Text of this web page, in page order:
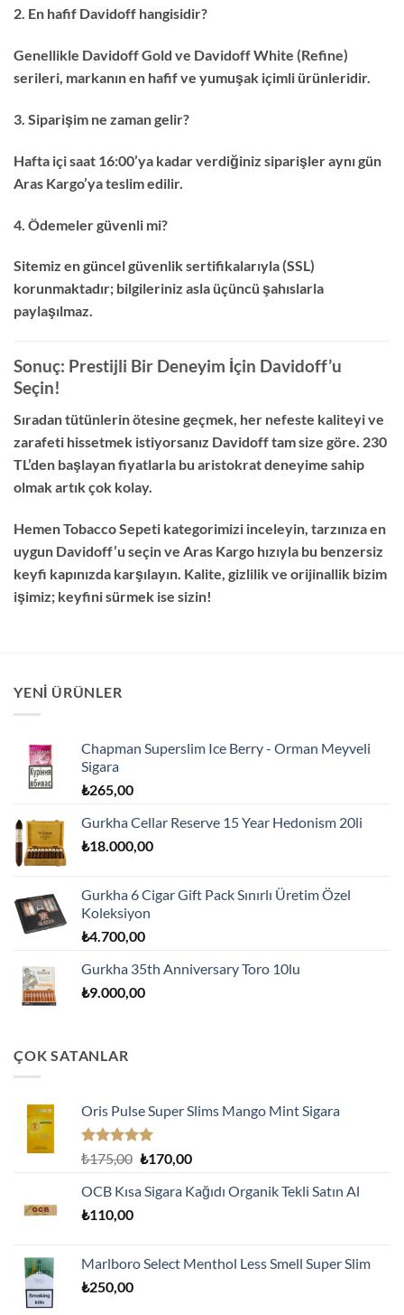
2. En hafif Davidoff hangisidir?
Genellikle Davidoff Gold ve Davidoff White (Refine)
serileri, markanın en hafif ve yumuşak içimli ürünleridir.
3. Siparişim ne zaman gelir?
Hafta içi saat 16:00’ya kadar verdiğiniz siparişler aynı gün
Aras Kargo’ya teslim edilir.
4. Ödemeler güvenli mi?
Sitemiz en güncel güvenlik sertifikalarıyla (SSL)
korunmaktadır; bilgileriniz asla üçüncü şahıslarla
paylaşılmaz.
Sonuç: Prestijli Bir Deneyim İçin Davidoff’u
Seçin!
Sıradan tütünlerin ötesine geçmek, her nefeste kaliteyi ve
zarafeti hissetmek istiyorsanız Davidoff tam size göre. 230
TL’den başlayan fiyatlarla bu aristokrat deneyime sahip
olmak artık çok kolay.
Hemen Tobacco Sepeti kategorimizi inceleyin, tarzınıza en
uygun Davidoff’u seçin ve Aras Kargo hızıyla bu benzersiz
keyfi kapınızda karşılayın. Kalite, gizlilik ve orijinallik bizim
işimiz; keyfini sürmek ise sizin!
YENI ÜRÜNLER
Chapman Superslim Ice Berry - Orman Meyveli
Sigara
₺265,00
Gurkha Cellar Reserve 15 Year Hedonism 20li
₺18.000,00
Gurkha 6 Cigar Gift Pack Sınırlı Üretim Özel
Koleksiyon
₺4.700,00
Gurkha 35th Anniversary Toro 10lu
₺9.000,00
ÇOK SATANLAR
Oris Pulse Super Slims Mango Mint Sigara
5 üzerinden
oy
aldı
₺175,00 Orijinal
₺175,00.
₺170,00Şu
fiyat:
OCB Kısa Sigara Kağıdı Organik Tekli Satın Al
₺110,00
Marlboro Select Menthol Less Smell Super Slim
₺250,00